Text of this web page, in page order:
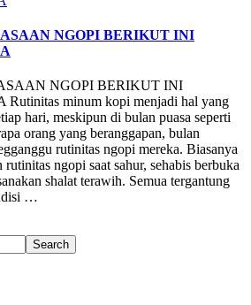
NGOPI BERIKUT INI
NGOPI BERIKUT INI
minum kopi menjadi hal yang
hari, meskipun di bulan puasa seperti
orang yang beranggapan, bulan
rutinitas ngopi mereka. Biasanya
ngopi saat sahur, sehabis berbuka
shalat terawih. Semua tergantung
…
Search